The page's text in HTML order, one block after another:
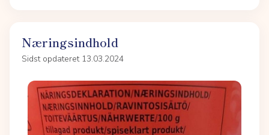
Næringsindhold
Sidst opdateret 13.03.2024